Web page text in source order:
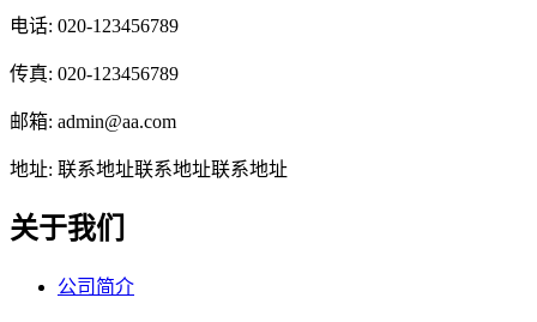
电话: 020-123456789
传真: 020-123456789
邮箱: admin@aa.com
地址: 联系地址联系地址联系地址
关于我们
公司简介